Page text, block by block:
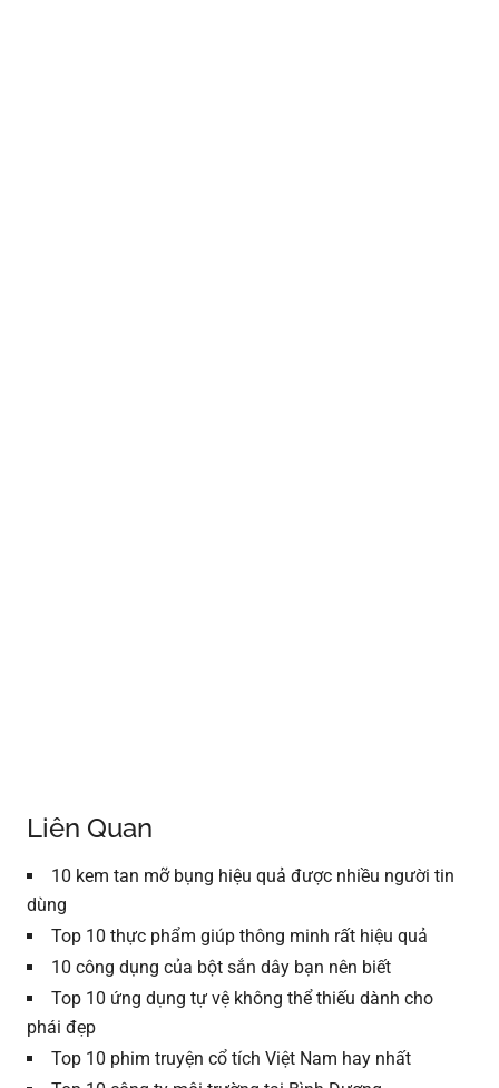
Liên Quan
10 kem tan mỡ bụng hiệu quả được nhiều người tin
dùng
Top 10 thực phẩm giúp thông minh rất hiệu quả
10 công dụng của bột sắn dây bạn nên biết
Top 10 ứng dụng tự vệ không thể thiếu dành cho
phái đẹp
Top 10 phim truyện cổ tích Việt Nam hay nhất